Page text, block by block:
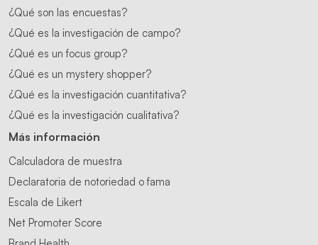
¿Qué son las encuestas?
¿Qué es la investigación de campo?
¿Qué es un focus group?
¿Qué es un mystery shopper?
¿Qué es la investigación cuantitativa?
¿Qué es la investigación cualitativa?
Más información
Calculadora de muestra
Declaratoria de notoriedad o fama
Escala de Likert
Net Promoter Score